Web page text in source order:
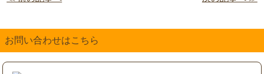
お問い合わせはこちら